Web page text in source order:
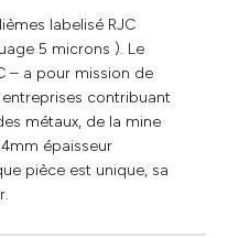
labelisé RJC
5 microns ). Le
– a pour mission de
contribuant
métaux, de la mine
épaisseur
pièce est unique, sa